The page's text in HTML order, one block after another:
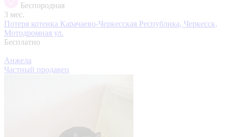
Беспородная
3 мес.
Потеря котенка Карачаево-Черкесская Республика, Черкесск,
Мотодромная ул.
Бесплатно
Анжела
Частный продавец